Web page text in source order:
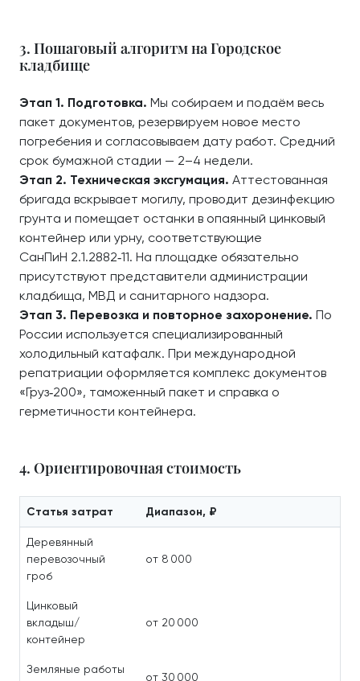
3. Пошаговый алгоритм на Городское
кладбище
Этап 1. Подготовка. Мы собираем и подаём весь
пакет документов, резервируем новое место
погребения и согласовываем дату работ. Средний
срок бумажной стадии — 2–4 недели.
Этап 2. Техническая эксгумация. Аттестованная
бригада вскрывает могилу, проводит дезинфекцию
грунта и помещает останки в опаянный цинковый
контейнер или урну, соответствующие
СанПиН 2.1.2882‑11. На площадке обязательно
присутствуют представители администрации
кладбища, МВД и санитарного надзора.
Этап 3. Перевозка и повторное захоронение. По
России используется специализированный
холодильный катафалк. При международной
репатриации оформляется комплекс документов
«Груз‑200», таможенный пакет и справка о
герметичности контейнера.
4. Ориентировочная стоимость
Статья затрат Диапазон, ₽
Деревянный
перевозочный
гроб
от 8 000
Цинковый
вкладыш/
контейнер
от 20 000
Земляные работы
от 30 000